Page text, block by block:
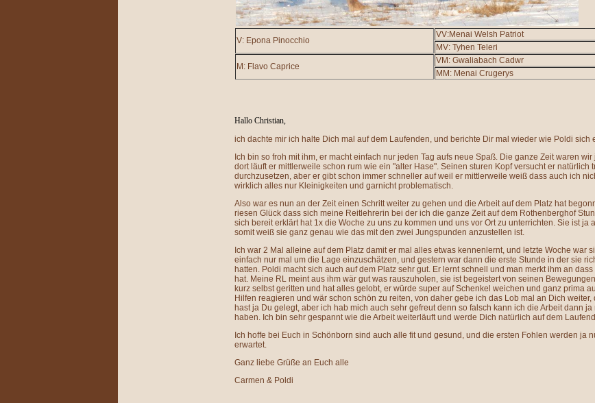
V: Epona Pinocchio
VV:Menai Welsh Patriot
MV: Tyhen Teleri
M: Flavo Caprice
VM: Gwaliabach Cadwr
MM: Menai Crugerys
Hallo Christian,
ich dachte mir ich halte Dich mal auf dem Laufenden, und berichte Dir mal wieder wie Poldi sich
Ich bin so froh mit ihm, er macht einfach nur jeden Tag aufs neue Spaß. Die ganze Zeit waren
dort läuft er mittlerweile schon rum wie ein "alter Hase". Seinen sturen Kopf versucht er natürlich
durchzusetzen, aber er gibt schon immer schneller auf weil er mittlerweile weiß dass auch ich
wirklich alles nur Kleinigkeiten und garnicht problematisch.
Also war es nun an der Zeit einen Schritt weiter zu gehen und die Arbeit auf dem Platz hat
riesen Glück dass sich meine Reitlehrerin bei der ich die ganze Zeit auf dem Rothenberghof
sich bereit erklärt hat 1x die Woche zu uns zu kommen und uns vor Ort zu unterrichten. Sie ist ja
somit weiß sie ganz genau wie das mit den zwei Jungspunden anzustellen ist.
Ich war 2 Mal alleine auf dem Platz damit er mal alles etwas kennenlernt, und letzte Woche war
einfach nur mal um die Lage einzuschätzen, und gestern war dann die erste Stunde in der sie
hatten. Poldi macht sich auch auf dem Platz sehr gut. Er lernt schnell und man merkt ihm an
hat. Meine RL meint aus ihm wär gut was rauszuholen, sie ist begeistert von seinen
kurz selbst geritten und hat alles gelobt, er würde super auf Schenkel weichen und ganz prima
Hilfen reagieren und wär schon schön zu reiten, von daher gebe ich das Lob mal an Dich weiter,
hast ja Du gelegt, aber ich hab mich auch sehr gefreut denn so falsch kann ich die Arbeit dann
haben. Ich bin sehr gespannt wie die Arbeit weiterläuft und werde Dich natürlich auf dem
Ich hoffe bei Euch in Schönborn sind auch alle fit und gesund, und die ersten Fohlen werden ja
erwartet.
Ganz liebe Grüße an Euch alle
Carmen & Poldi